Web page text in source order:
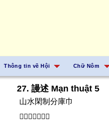
Thông tin về Hội Chữ Nôm
27. 謾述 Mạn thuật 5
山水閑制分庫巾
𬮌權險旭碍村真